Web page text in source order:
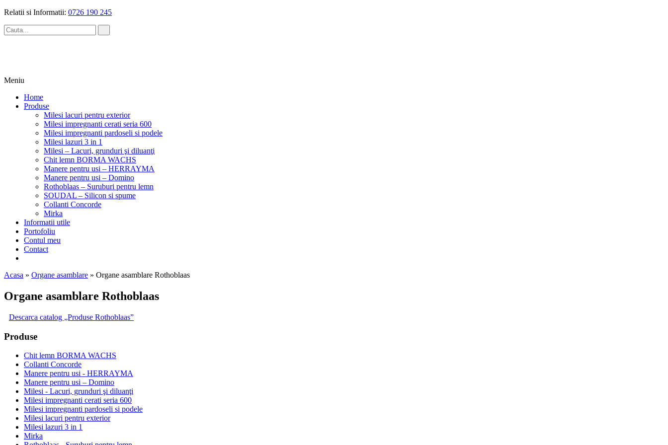
Skip
content
Relatii si Informatii: 0726 190 245
Meniu
Home
Produse
Milesi lacuri pentru exterior
Milesi impregnanti cerati seria 600
Milesi impregnanti pardoseli si podele
Milesi lazuri 3 in 1
Milesi – Lacuri, grunduri şi diluanţi
Chit lemn BORMA WACHS
Manere pentru usi – HERRAYMA
Manere pentru usi – Domino
Rothoblaas – Suruburi pentru lemn
SOUDAL – Silicon si spume
Collanti Concorde
Mirka
Informatii utile
Portofoliu
Contul meu
Contact
Acasa » Organe asamblare » Organe asamblare Rothoblaas
Organe asamblare Rothoblaas
Descarca catalog „Produse Rothoblaas”
Produse
Chit lemn BORMA WACHS
Collanti Concorde
Manere pentru usi - HERRAYMA
Manere pentru usi – Domino
Milesi - Lacuri, grunduri şi diluanţi
Milesi impregnanti cerati seria 600
Milesi impregnanti pardoseli si podele
Milesi lacuri pentru exterior
Milesi lazuri 3 in 1
Mirka